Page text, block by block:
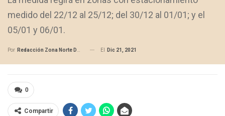
medido del 22/12 al 25/12; del 30/12 al 01/01; y el
05/01 y 06/01.
Por Redacción Zona Norte Daily El Dic 21, 2021
0
Compartir